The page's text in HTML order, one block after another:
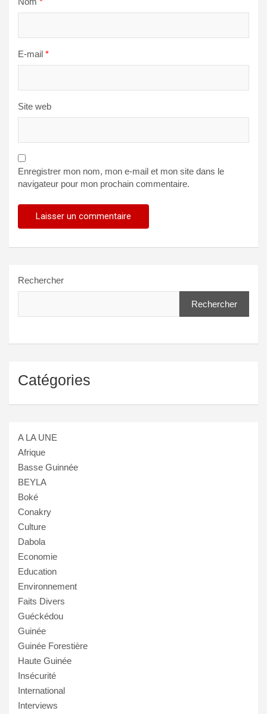
E-mail *
Site web
Enregistrer mon nom, mon e-mail et mon site dans le
navigateur pour mon prochain commentaire.
Rechercher
Rechercher
Catégories
A LA UNE
Afrique
Basse Guinnée
BEYLA
Boké
Conakry
Culture
Dabola
Economie
Education
Environnement
Faits Divers
Guéckédou
Guinée
Guinée Forestière
Haute Guinée
Insécurité
International
Interviews